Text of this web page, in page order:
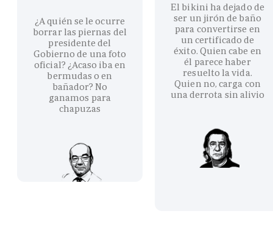
¿A quién se le ocurre
borrar las piernas del
presidente del
Gobierno de una foto
oficial? ¿Acaso iba en
bermudas o en
bañador? No
ganamos para
chapuzas
El bikini ha dejado de
ser un jirón de baño
para convertirse en
un certificado de
éxito. Quien cabe en
él parece haber
resuelto la vida.
Quien no, carga con
una derrota sin alivio